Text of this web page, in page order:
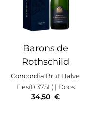
Barons de
Rothschild
Concordia Brut Halve
Fles(0.375L) | Doos
34,50 €